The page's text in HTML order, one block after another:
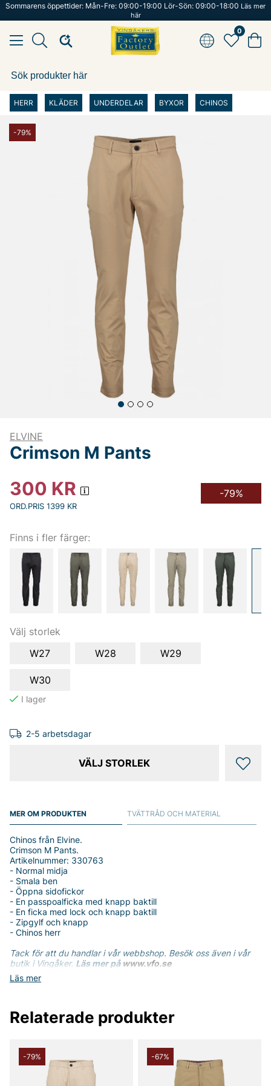
Sommarens öppettider: Mån-Fre: 09:00-19:00 Lör-Sön: 09:00-18:00 Läs mer
här
0
HERR KLÄDER UNDERDELAR BYXOR CHINOS
-79%
ELVINE
Crimson M Pants
300 KR
ORD.PRIS 1399 KR
-79%
Finns i fler färger:
Välj storlek
W27
W28 W29
W30
2-5 arbetsdagar
VÄLJ STORLEK
MER OM PRODUKTEN
Läs mer
Chinos från Elvine.
Crimson M Pants.
Artikelnummer: 330763
- Normal midja
- Smala ben
- Öppna sidofickor
- En passpoalficka med knapp baktill
- En ficka med lock och knapp baktill
- Zipgylf och knapp
- Chinos herr
Tack för att du handlar i vår webbshop. Besök oss även i vår
butik i Vingåker. Läs mer på www.vfo.se
TVÄTTRÅD OCH MATERIAL
Relaterade produkter
-79% -67%